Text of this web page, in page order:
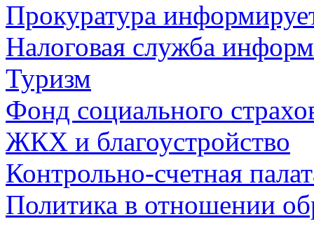
Прокуратура
Налоговая служба
Туризм
Фонд социального
ЖКХ и благоустройство
Контрольно-счетная
Политика в отношении